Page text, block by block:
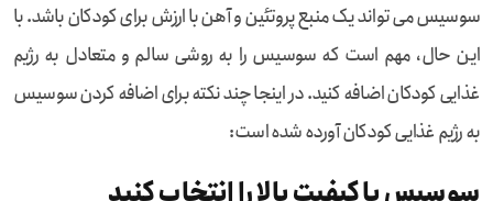
سوسیس می تواند یک منبع پروتئین و آهن با ارزش برای کودکان باشد. با
این حال، مهم است که سوسیس را به روشی سالم و متعادل به رژیم
غذایی کودکان اضافه کنید. در اینجا چند نکته برای اضافه کردن سوسیس
به رژیم غذایی کودکان آورده شده است: